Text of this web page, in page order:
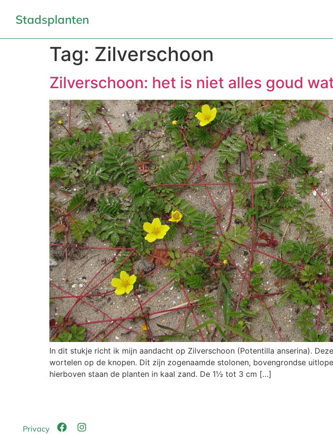
Stadsplanten
Tag: Zilverschoon
Zilverschoon: het is niet alles goud
In dit stukje richt ik mijn aandacht op Zilverschoon (Potentilla anserina).
wortelen op de knopen. Dit zijn zogenaamde stolonen, bovengrondse
hierboven staan de planten in kaal zand. De 1½ tot 3 cm […]
Privacy